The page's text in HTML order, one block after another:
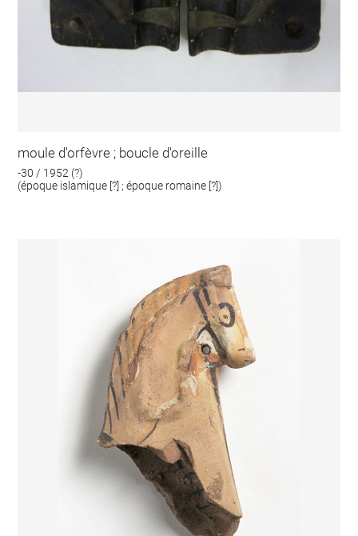
moule d'orfèvre ; boucle d'oreille
-30 / 1952 (?)
(époque islamique [?] ; époque romaine [?])